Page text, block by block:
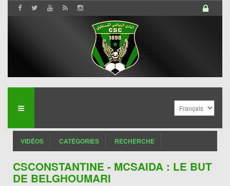
VIDÉOS CATÉGORIES RECHERCHE
CSCONSTANTINE - MCSAIDA : LE BUT
DE BELGHOUMARI